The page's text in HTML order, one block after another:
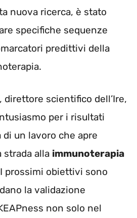
nuova ricerca, è stato
specifiche sequenze
predittivi della
direttore scientifico dell’Ire,
per i risultati
un lavoro che apre
alla immunoterapia
I prossimi obiettivi sono
la validazione
non solo nel